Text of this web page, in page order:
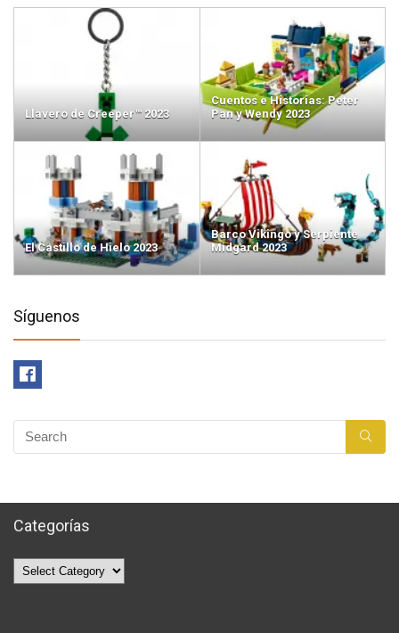
Llavero de Creeper™ 2023
Cuentos e Historias: Peter
Pan y Wendy 2023
El Castillo de Hielo 2023
Barco Vikingo y Serpiente
Midgard 2023
Síguenos
Categorías
Categorías